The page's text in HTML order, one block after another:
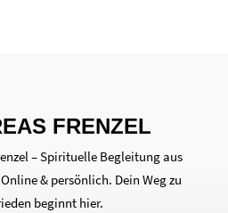
FRENZEL
– Spirituelle Begleitung aus
& persönlich. Dein Weg zu
beginnt hier.